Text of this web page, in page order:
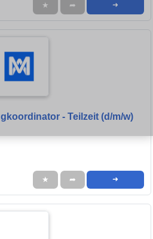
★ ➦ ➜
- Teilzeit (d/m/w)
★ ➦ ➜